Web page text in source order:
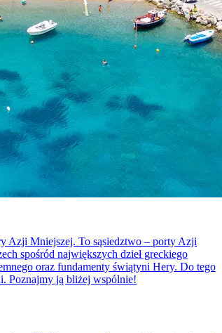
Azji Mniejszej. To sąsiedztwo – porty Azji
spośród największych dzieł greckiego
oraz fundamenty świątyni Hery. Do tego
Poznajmy ją bliżej wspólnie!